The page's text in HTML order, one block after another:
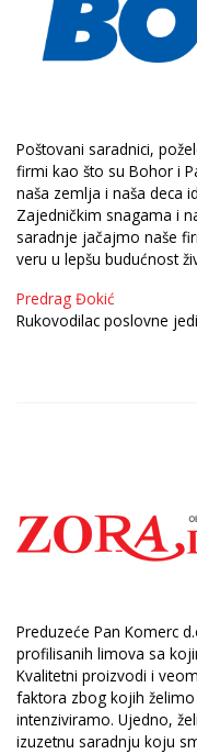
Poštovani saradnici,
firmi kao što su Bohor i
naša zemlja i naša deca
Zajedničkim snagama i
saradnje jačajmo naše
veru u lepšu budućnost
Predrag Đokić
Rukovodilac poslovne
Preduzeće Pan Komerc
profilisanih limova sa
Kvalitetni proizvodi i
faktora zbog kojih
intenziviramo. Ujedno,
izuzetnu saradnju koju